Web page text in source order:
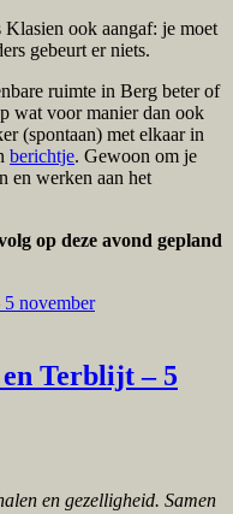
Klasien ook aangaf: je moet
gebeurt er niets.
ruimte in Berg beter of
wat voor manier dan ook
(spontaan) met elkaar in
berichtje. Gewoon om je
en werken aan het
op deze avond gepland
Terblijt – 5
en gezelligheid. Samen